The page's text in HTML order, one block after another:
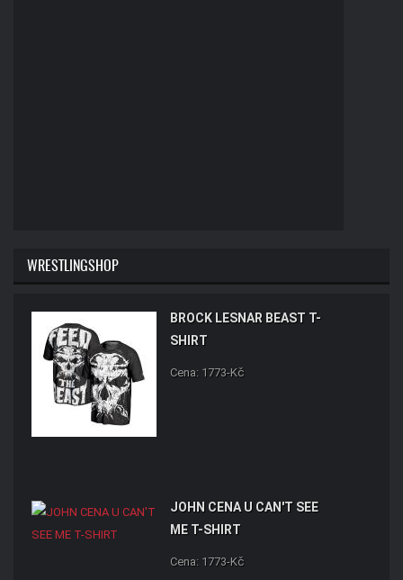
WRESTLINGSHOP
BROCK LESNAR BEAST T-
SHIRT
Cena: 1773-Kč
JOHN CENA U CAN'T SEE
ME T-SHIRT
Cena: 1773-Kč